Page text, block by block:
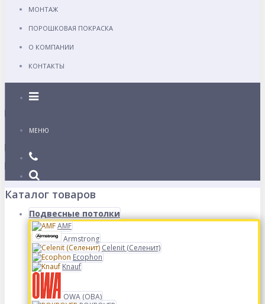
МОНТАЖ
ПОРОШКОВАЯ ПОКРАСКА
О КОМПАНИИ
КОНТАКТЫ
Каталог
МЕНЮ
Каталог товаров
Подвесные потолки
AMF
Armstrong
Celenit (Селенит)
Ecophon
Knauf
OWA (ОВА)